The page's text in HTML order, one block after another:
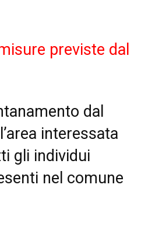
previste dal
dal
interessata
gli individui
nel comune